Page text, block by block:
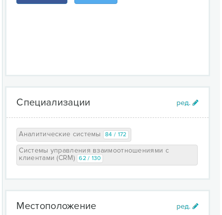
Специализации
Аналитические системы 84 / 172
Системы управления взаимоотношениями с
клиентами (CRM) 62 / 130
Местоположение